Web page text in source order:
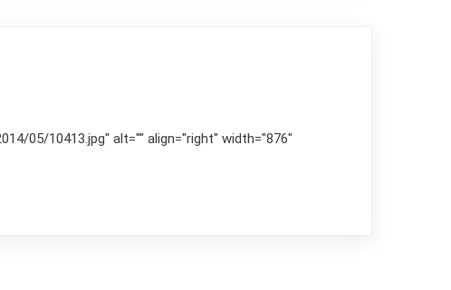
05/10413.jpg" alt="" align="right" width="876"